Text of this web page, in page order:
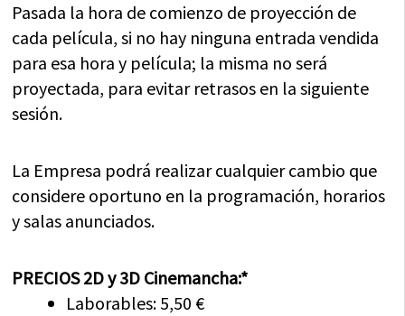
Pasada la hora de comienzo de proyección de
cada película, si no hay ninguna entrada vendida
para esa hora y película; la misma no será
proyectada, para evitar retrasos en la siguiente
sesión.
La Empresa podrá realizar cualquier cambio que
considere oportuno en la programación, horarios
y salas anunciados.
PRECIOS 2D y 3D Cinemancha:*
Laborables: 5,50 €